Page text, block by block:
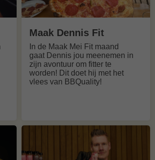
Maak Dennis Fit
In de Maak Mei Fit maand
gaat Dennis jou meenemen in
zijn avontuur om fitter te
worden! Dit doet hij met het
vlees van BBQuality!